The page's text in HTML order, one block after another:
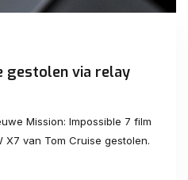
gestolen via relay
Mission: Impossible 7 film
X7 van Tom Cruise gestolen.